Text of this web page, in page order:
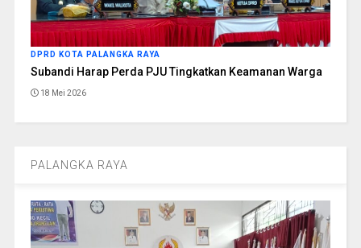
DPRD KOTA PALANGKA RAYA
Subandi Harap Perda PJU Tingkatkan Keamanan Warga
18 Mei 2026
PALANGKA RAYA